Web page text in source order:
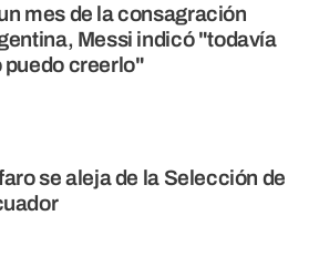
mes de la consagración
Messi indicó "todavía
puedo creerlo"
se aleja de la Selección de